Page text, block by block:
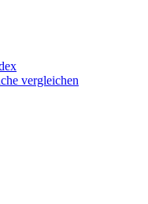
vergleichen